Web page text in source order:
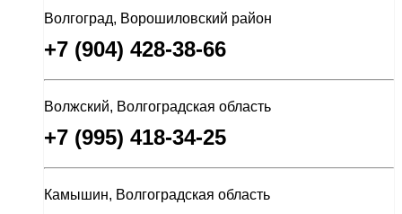
Волгоград, Ворошиловский район
+7 (904) 428-38-66
Волжский, Волгоградская область
+7 (995) 418-34-25
Камышин, Волгоградская область